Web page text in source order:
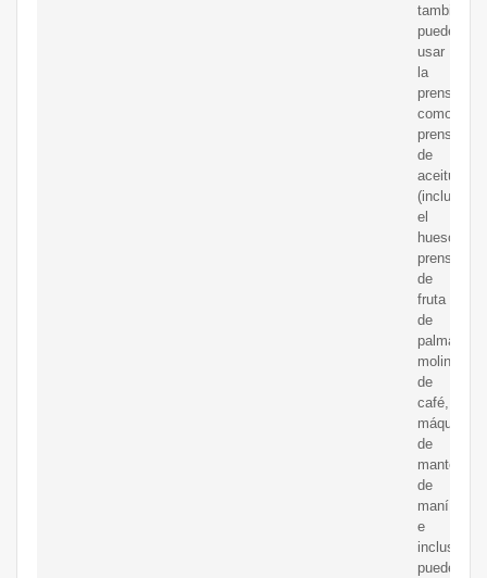
también
puede
usar
la
prensa
como
prensa
de
aceitunas
(incluido
el
hueso),
prensa
de
fruta
de
palma,
molinillo
de
café,
máquina
de
de
maní
e
incluso
puede